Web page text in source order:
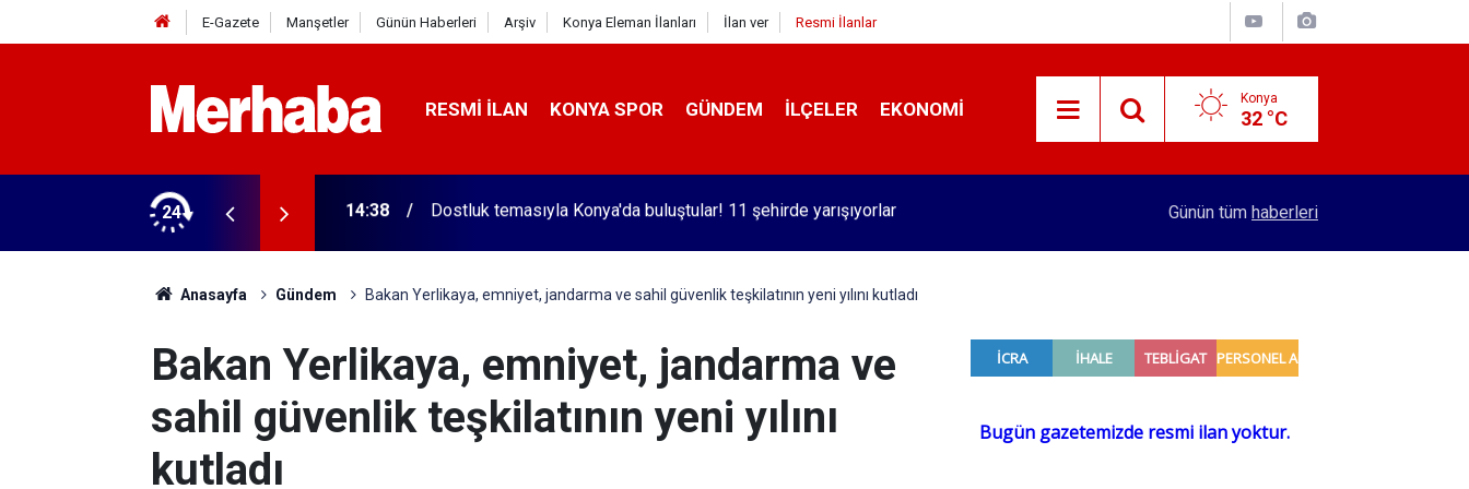
E-Gazete Manşetler Günün Haberleri Arşiv Konya Eleman İlanları İlan ver Resmi İlanlar
RESMI İLAN KONYA SPOR GÜNDEM İLÇELER EKONOMI Konya
32 °C
24
11 şehirde yarışıyorlar 14:13 7 ayda kaç yolcu uçtu? Türk Standardları Enstitüsü 129 personel alacak
Günün tüm haberleri
Anasayfa Gündem Bakan Yerlikaya, emniyet, jandarma ve sahil güvenlik teşkilatının yeni yılını kutladı
Bakan Yerlikaya, emniyet, jandarma ve
sahil güvenlik teşkilatının yeni yılını
kutladı